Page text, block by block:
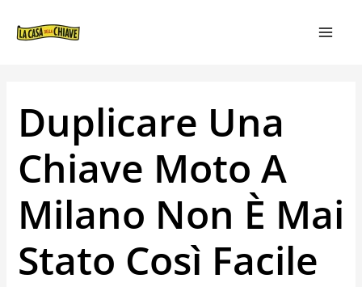
Duplicare Una
Chiave Moto A
Milano Non È Mai
Stato Così Facile
ARTICOLI